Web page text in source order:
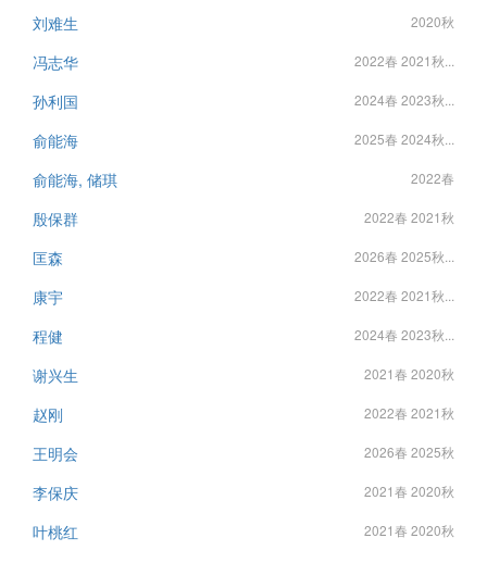
刘难生 2020秋
冯志华 2022春 2021秋...
孙利国 2024春 2023秋...
俞能海 2025春 2024秋...
俞能海, 储琪 2022春
殷保群 2022春 2021秋
匡森 2026春 2025秋...
康宇 2022春 2021秋...
程健 2024春 2023秋...
谢兴生 2021春 2020秋
赵刚 2022春 2021秋
王明会 2026春 2025秋
李保庆 2021春 2020秋
叶桃红 2021春 2020秋